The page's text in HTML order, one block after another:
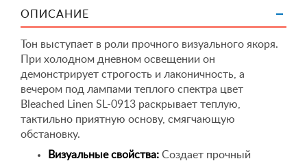
ОПИСАНИЕ
Тон выступает в роли прочного визуального якоря.
При холодном дневном освещении он
демонстрирует строгость и лаконичность, а
вечером под лампами теплого спектра цвет
Bleached Linen SL-0913 раскрывает теплую,
тактильно приятную основу, смягчающую
обстановку.
Визуальные свойства: Создает прочный